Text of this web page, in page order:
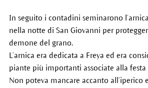
In seguito i contadini seminarono
nella notte di San Giovanni per
demone del grano.
L’arnica era dedicata a Freya ed era
piante più importanti associate alla festa
Non poteva mancare accanto all’iperico